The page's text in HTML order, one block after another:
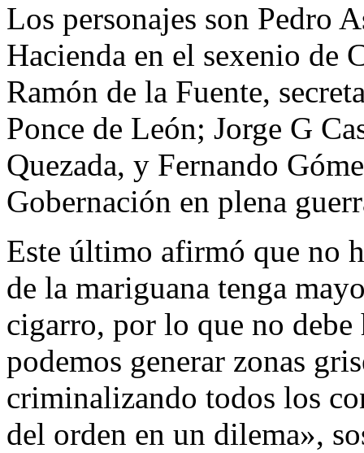
Los personajes son Pedro
Hacienda en el sexenio de
Ramón de la Fuente,
Ponce de León; Jorge G
Quezada, y Fernando
Gobernación en plena
Este último afirmó que no
de la mariguana tenga
cigarro, por lo que no
podemos generar zonas
criminalizando todos los
del orden en un dilema»,